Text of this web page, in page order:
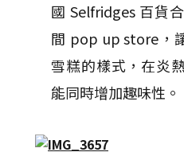
國 Selfridges 百貨
間 pop up store，
雪糕的樣式，在炎
能同時增加趣味性。